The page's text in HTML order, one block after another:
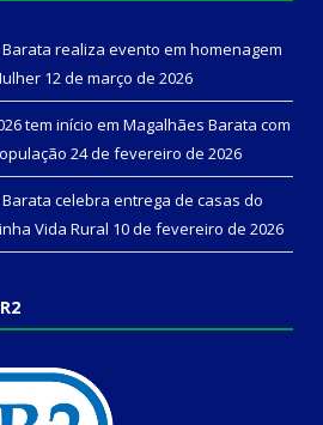
realiza evento em homenagem
12 de março de 2026
tem início em Magalhães Barata com
24 de fevereiro de 2026
celebra entrega de casas do
Vida Rural 10 de fevereiro de 2026